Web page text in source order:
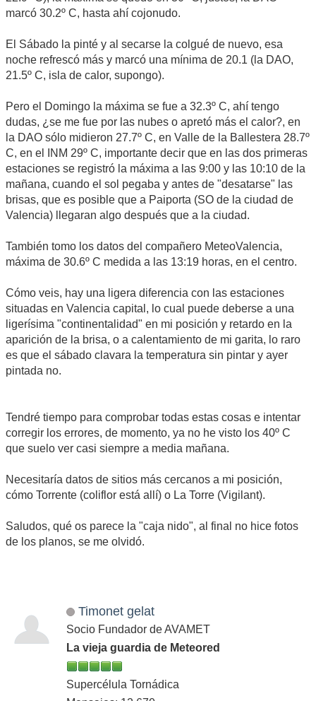
marcó 30.2º C, hasta ahí cojonudo.
El Sábado la pinté y al secarse la colgué de nuevo, esa
noche refrescó más y marcó una mínima de 20.1 (la DAO,
21.5º C, isla de calor, supongo).
Pero el Domingo la máxima se fue a 32.3º C, ahí tengo
dudas, ¿se me fue por las nubes o apretó más el calor?, en
la DAO sólo midieron 27.7º C, en Valle de la Ballestera 28.7º
C, en el INM 29º C, importante decir que en las dos primeras
estaciones se registró la máxima a las 9:00 y las 10:10 de la
mañana, cuando el sol pegaba y antes de "desatarse" las
brisas, que es posible que a Paiporta (SO de la ciudad de
Valencia) llegaran algo después que a la ciudad.
También tomo los datos del compañero MeteoValencia,
máxima de 30.6º C medida a las 13:19 horas, en el centro.
Cómo veis, hay una ligera diferencia con las estaciones
situadas en Valencia capital, lo cual puede deberse a una
ligerísima "continentalidad" en mi posición y retardo en la
aparición de la brisa, o a calentamiento de mi garita, lo raro
es que el sábado clavara la temperatura sin pintar y ayer
pintada no.
Tendré tiempo para comprobar todas estas cosas e intentar
corregir los errores, de momento, ya no he visto los 40º C
que suelo ver casi siempre a media mañana.
Necesitaría datos de sitios más cercanos a mi posición,
cómo Torrente (coliflor está allí) o La Torre (Vigilant).
Saludos, qué os parece la "caja nido", al final no hice fotos
de los planos, se me olvidó.
Timonet gelat
Socio Fundador de AVAMET
La vieja guardia de Meteored
Supercélula Tornádica